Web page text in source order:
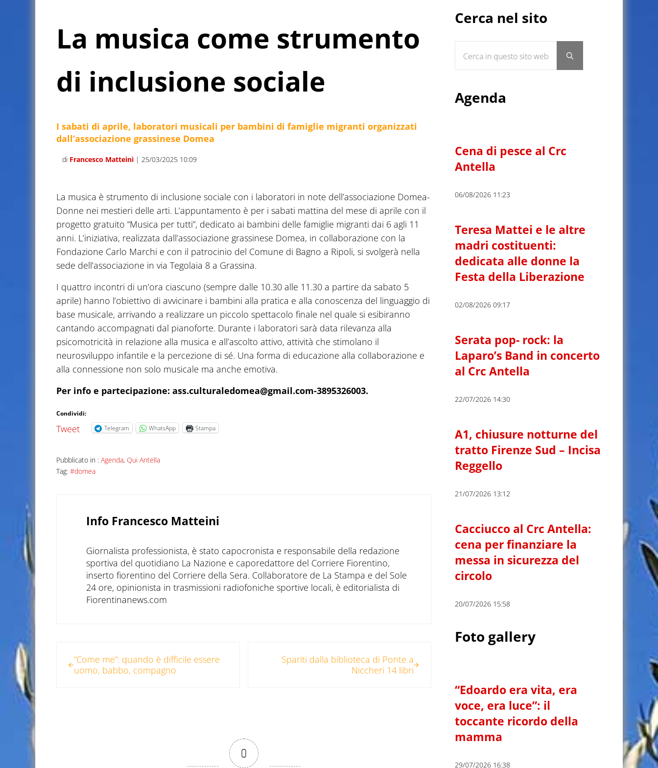
La musica come strumento
di inclusione sociale
I sabati di aprile, laboratori musicali per bambini di famiglie migranti organizzati
dall’associazione grassinese Domea
di Francesco Matteini | 25/03/2025 10:09
La musica è strumento di inclusione sociale con i laboratori in note dell’associazione Domea-
Donne nei mestieri delle arti. L’appuntamento è per i sabati mattina del mese di aprile con il
progetto gratuito “Musica per tutti”, dedicato ai bambini delle famiglie migranti dai 6 agli 11
anni. L’iniziativa, realizzata dall’associazione grassinese Domea, in collaborazione con la
Fondazione Carlo Marchi e con il patrocinio del Comune di Bagno a Ripoli, si svolgerà nella
sede dell’associazione in via Tegolaia 8 a Grassina.
I quattro incontri di un’ora ciascuno (sempre dalle 10.30 alle 11.30 a partire da sabato 5
aprile) hanno l’obiettivo di avvicinare i bambini alla pratica e alla conoscenza del linguaggio di
base musicale, arrivando a realizzare un piccolo spettacolo finale nel quale si esibiranno
cantando accompagnati dal pianoforte. Durante i laboratori sarà data rilevanza alla
psicomotricità in relazione alla musica e all’ascolto attivo, attività che stimolano il
neurosviluppo infantile e la percezione di sé. Una forma di educazione alla collaborazione e
alla connessione non solo musicale ma anche emotiva.
Per info e partecipazione: ass.culturaledomea@gmail.com-3895326003.
Condividi:
Tweet Telegram WhatsApp Stampa
Pubblicato in : Agenda, Qui Antella
Tag: #domea
Info Francesco Matteini
Giornalista professionista, è stato capocronista e responsabile della redazione
sportiva del quotidiano La Nazione e caporedattore del Corriere Fiorentino,
inserto fiorentino del Corriere della Sera. Collaboratore de La Stampa e del Sole
24 ore, opinionista in trasmissioni radiofoniche sportive locali, è editorialista di
Fiorentinanews.com
“Come me”: quando è difficile essere
uomo, babbo, compagno
Spariti dalla biblioteca di Ponte a
Niccheri 14 libri
0
Cerca nel sito
Submit search
Agenda
Cena di pesce al Crc
Antella
06/08/2026 11:23
Teresa Mattei e le altre
madri costituenti:
dedicata alle donne la
Festa della Liberazione
02/08/2026 09:17
Serata pop- rock: la
Laparo’s Band in concerto
al Crc Antella
22/07/2026 14:30
A1, chiusure notturne del
tratto Firenze Sud – Incisa
Reggello
21/07/2026 13:12
Cacciucco al Crc Antella:
cena per finanziare la
messa in sicurezza del
circolo
20/07/2026 15:58
Foto gallery
“Edoardo era vita, era
voce, era luce”: il
toccante ricordo della
mamma
29/07/2026 16:38